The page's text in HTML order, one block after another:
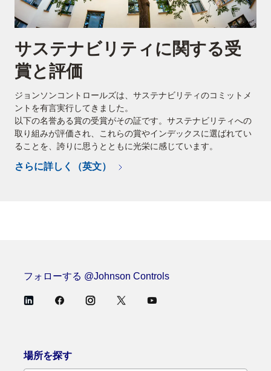
サステナビリティに関する受
賞と評価
ジョンソンコントロールズは、サステナビリティのコミットメ
ントを有言実行してきました。
以下の名誉ある賞の受賞がその証です。サステナビリティへの
取り組みが評価され、これらの賞やインデックスに選ばれてい
ることを、誇りに思うとともに光栄に感じています。
さらに詳しく（英文）
フォローする @Johnson Controls
場所を探す